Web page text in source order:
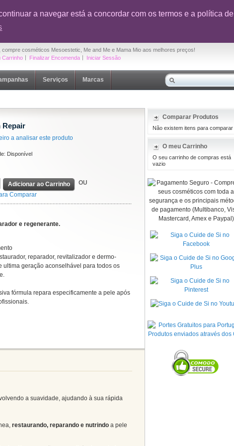
a navegar está a concordar com os termos e a política de
OUTLET Cuide de Si - Até 50% desconto em produtos selecionados
compre cosméticos Mesoestetic, Me and Me e Mama Mio aos melhores preços!
Carrinho Finalizar Encomenda Iniciar Sessão
Serviços Marcas
Repair
a analisar este produto
Disponível
Adicionar ao Carrinho
OU
Comparar
e regenerante.
reparador, revitalizador e dermo-
ultima geração aconselhável para todos os
fórmula repara especificamente a pele após
a suavidade, ajudando à sua rápida
restaurando, reparando e nutrindo a pele
Comparar Produtos
Não existem itens para comparar
O meu Carrinho
O seu carrinho de compras está
vazio